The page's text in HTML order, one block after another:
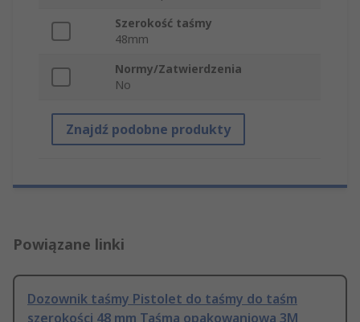
Szerokość taśmy
48mm
Normy/Zatwierdzenia
No
Znajdź podobne produkty
Powiązane linki
Dozownik taśmy Pistolet do taśmy do taśm
szerokości 48 mm Taśma opakowaniowa 3M